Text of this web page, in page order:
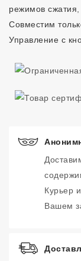
режимов сжатия
Совместим
Управление с
Курьер
Вашем